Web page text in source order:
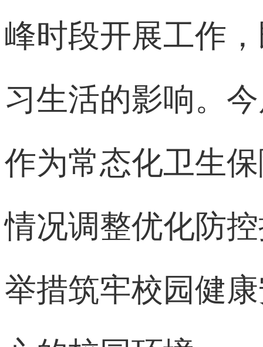
峰时段开展工作
习生活的影响。
作为常态化卫生
情况调整优化防
举措筑牢校园健